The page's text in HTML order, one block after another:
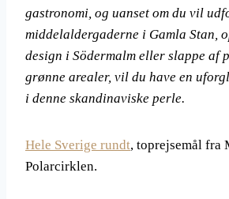
gastronomi, og uanset om du vil
middelaldergaderne i Gamla Stan,
design i Södermalm eller slappe af
grønne arealer, vil du have en
i denne skandinaviske perle.
Hele Sverige rundt, toprejsemål fra
Polarcirklen.